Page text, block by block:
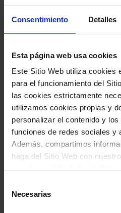
Consentimiento Detalles
Esta página web usa cookies
Este Sitio Web utiliza cookies
para el funcionamiento del
las cookies estrictamente
utilizamos cookies propias y
personalizar el contenido y
funciones de redes sociales y
Además, compartimos
haga del Sitio Web con
proporcionado o que hayan
que haya hecho de sus
Necesarias
El Palau es un templo
para conocer la
la única sala de
patrimonio mundial
(17:30 h) y de un
entender la magia de lo
monumento, sino una
Precio 30 € (es